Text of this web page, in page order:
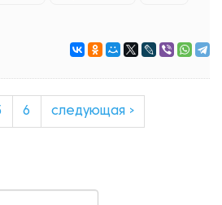
6 следующая ›